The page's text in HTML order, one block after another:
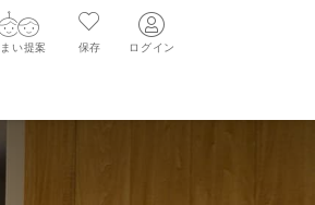
ログイン
保存
い提案